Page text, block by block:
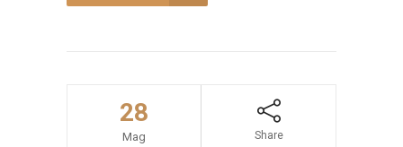
28
Mag Share